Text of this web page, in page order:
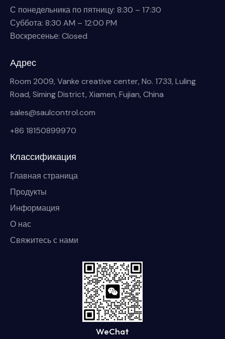
С понедельника по пятницу: 8:30 – 17:30
Суббота: 8:30 AM – 12:00 PM
Воскресенье: Closed
Адрес
Room 2009, Vanke creative center, No. 1733, Luling
Road, Siming District, Xiamen, Fujian, China
sales@saulcontrol.com
+86 18150899970
Классификация
Главная страница
Продукты
Информация
О нас
Свяжитесь с нами
WeChat